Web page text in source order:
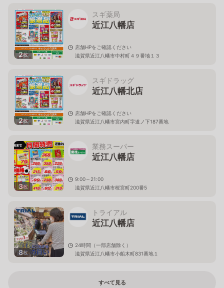
2枚
スギ薬局
近江八幡店
店舗HPをご確認ください
滋賀県近江八幡市中村町４９番地１３
2枚
スギドラッグ
近江八幡北店
店舗HPをご確認ください
滋賀県近江八幡市宮内町字道ノ下187番地
3枚
業務スーパー
近江八幡店
9:00～21:00
滋賀県近江八幡市桜宮町200番5
8枚
トライアル
近江八幡店
24時間（一部店舗除く）
滋賀県近江八幡市小船木町831番地１
すべて見る